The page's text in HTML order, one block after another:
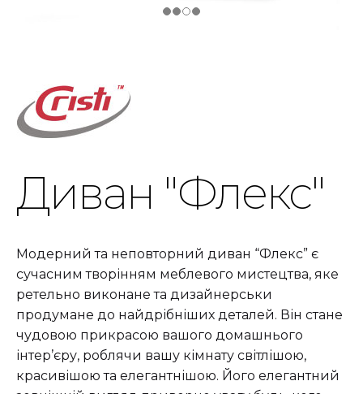
Диван "Флекс"
Модерний та неповторний диван “Флекс” є
сучасним творінням меблевого мистецтва, яке
ретельно виконане та дизайнерськи
продумане до найдрібніших деталей. Він стане
чудовою прикрасою вашого домашнього
інтер’єру, роблячи вашу кімнату світлішою,
красивішою та елегантнішою. Його елегантний